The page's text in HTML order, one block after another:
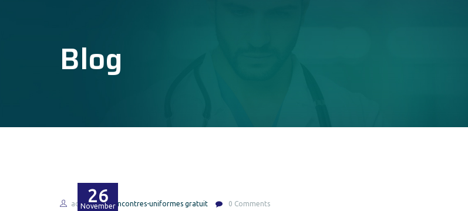
Blog
26
November
admin rencontres-uniformes gratuit 0 Comments